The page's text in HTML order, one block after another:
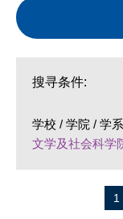
搜寻条件:
学校 / 学院 / 学
文学及社会科学
1